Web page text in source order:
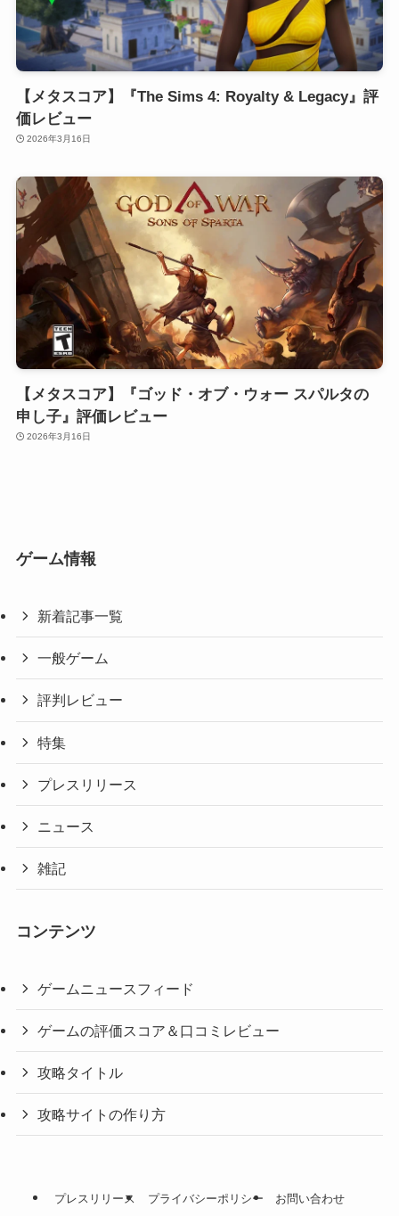
【メタスコア】『The Sims 4: Royalty & Legacy』評
価レビュー
2026年3月16日
【メタスコア】『ゴッド・オブ・ウォー スパルタの
申し子』評価レビュー
2026年3月16日
ゲーム情報
新着記事一覧
一般ゲーム
評判レビュー
特集
プレスリリース
ニュース
雑記
コンテンツ
ゲームニュースフィード
ゲームの評価スコア＆口コミレビュー
攻略タイトル
攻略サイトの作り方
プレスリリース プライバシーポリシー お問い合わせ